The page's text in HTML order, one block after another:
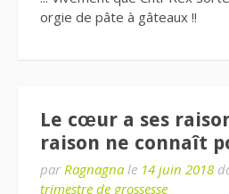
orgie de pâte à gâteaux !!
Le cœur a ses
raison ne connaît
par Ragnagna le 14 juin 2018
trimestre de grossesse